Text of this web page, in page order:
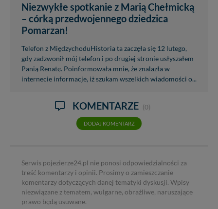
Niezwykłe spotkanie z Marią Chełmicką
– córką przedwojennego dziedzica
Pomarzan!
Telefon z MiędzychoduHistoria ta zaczęła się 12 lutego,
gdy zadzwonił mój telefon i po drugiej stronie usłyszałem
Panią Renatę. Poinformowała mnie, że znalazła w
internecie informacje, iż szukam wszelkich wiadomości o...
KOMENTARZE (0)
DODAJ KOMENTARZ
Serwis pojezierze24.pl nie ponosi odpowiedzialności za
treść komentarzy i opinii. Prosimy o zamieszczanie
komentarzy dotyczących danej tematyki dyskusji. Wpisy
niezwiązane z tematem, wulgarne, obraźliwe, naruszające
prawo będą usuwane.